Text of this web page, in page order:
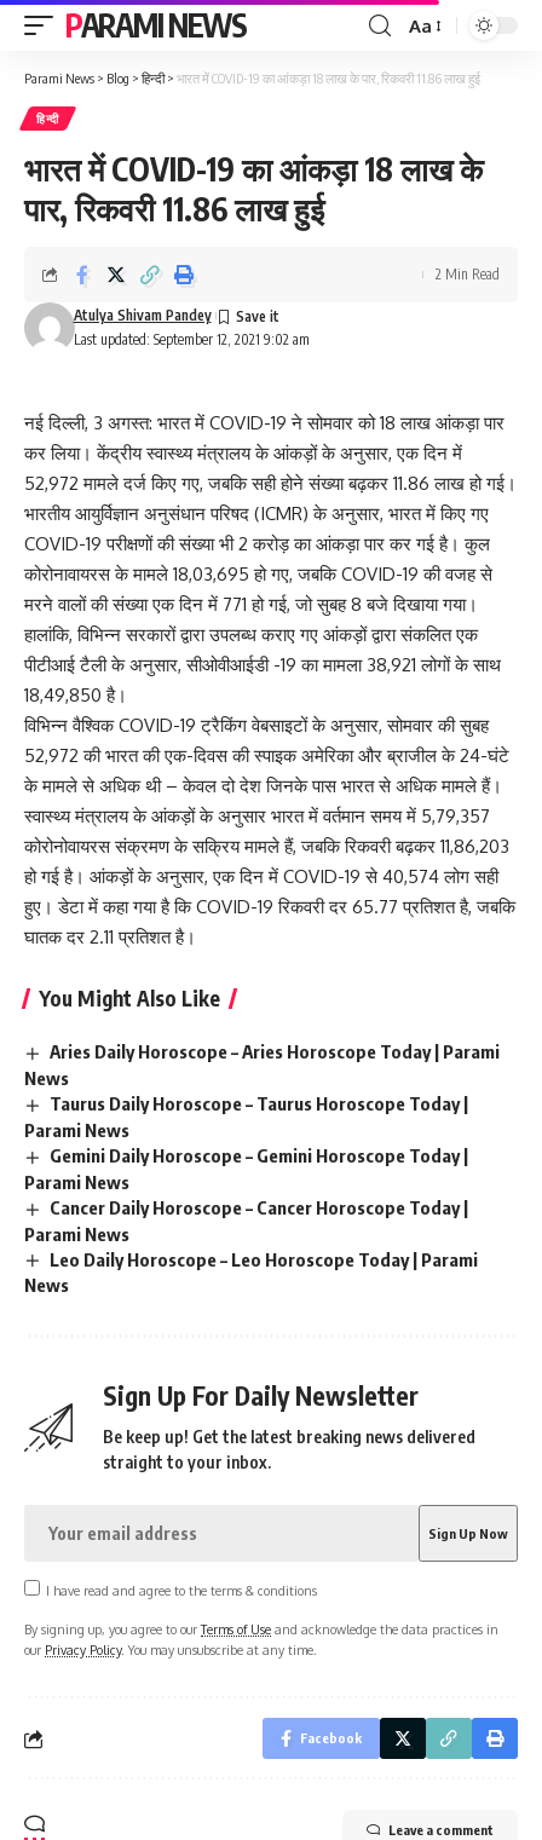
PARAMI NEWS
Font
Resizer
Aa
Parami News > Blog > हिन्दी> भारत में COVID-19 का आंकड़ा 18 लाख के पार, रिकवरी 11.86 लाख हुई
हिन्दी
भारत में COVID-19 का आंकड़ा 18 लाख के
पार, रिकवरी 11.86 लाख हुई
Last updated: September 12, 2021 9:02 am
Atulya Shivam Pandey
2 Min Read
नई दिल्ली, 3 अगस्त: भारत में COVID-19 ने सोमवार को 18 लाख आंकड़ा पार
कर लिया। केंद्रीय स्वास्थ्य मंत्रालय के आंकड़ों के अनुसार, एक दिन में
52,972 मामले दर्ज किए गए, जबकि सही होने संख्या बढ़कर 11.86 लाख हो गई।
भारतीय आयुर्विज्ञान अनुसंधान परिषद (ICMR) के अनुसार, भारत में किए गए
COVID-19 परीक्षणों की संख्या भी 2 करोड़ का आंकड़ा पार कर गई है। कुल
कोरोनावायरस के मामले 18,03,695 हो गए, जबकि COVID-19 की वजह से
मरने वालों की संख्या एक दिन में 771 हो गई, जो सुबह 8 बजे दिखाया गया।
हालांकि, विभिन्न सरकारों द्वारा उपलब्ध कराए गए आंकड़ों द्वारा संकलित एक
पीटीआई टैली के अनुसार, सीओवीआईडी ​​-19 का मामला 38,921 लोगों के साथ
18,49,850 है।
विभिन्न वैश्विक COVID-19 ट्रैकिंग वेबसाइटों के अनुसार, सोमवार की सुबह
52,972 की भारत की एक-दिवस की स्पाइक अमेरिका और ब्राजील के 24-घंटे
के मामले से अधिक थी – केवल दो देश जिनके पास भारत से अधिक मामले हैं।
स्वास्थ्य मंत्रालय के आंकड़ों के अनुसार भारत में वर्तमान समय में 5,79,357
कोरोनोवायरस संक्रमण के सक्रिय मामले हैं, जबकि रिकवरी बढ़कर 11,86,203
हो गई है। आंकड़ों के अनुसार, एक दिन में COVID-19 से 40,574 लोग सही
हुए। डेटा में कहा गया है कि COVID-19 रिकवरी दर 65.77 प्रतिशत है, जबकि
घातक दर 2.11प्रतिशतहै।
You Might Also Like
Aries Daily Horoscope – Aries Horoscope Today | Parami
News
Taurus Daily Horoscope – Taurus Horoscope Today |
Parami News
Gemini Daily Horoscope – Gemini Horoscope Today |
Parami News
Cancer Daily Horoscope – Cancer Horoscope Today |
Parami News
Leo Daily Horoscope – Leo Horoscope Today | Parami
News
Sign Up For Daily Newsletter
Be keep up! Get the latest breaking news delivered
straight to your inbox.
I have read and agree to the terms & conditions
By signing up, you agree to ourTerms of Use and acknowledge the data practices in
our Privacy Policy. You may unsubscribe at any time.
Facebook
Leave a comment